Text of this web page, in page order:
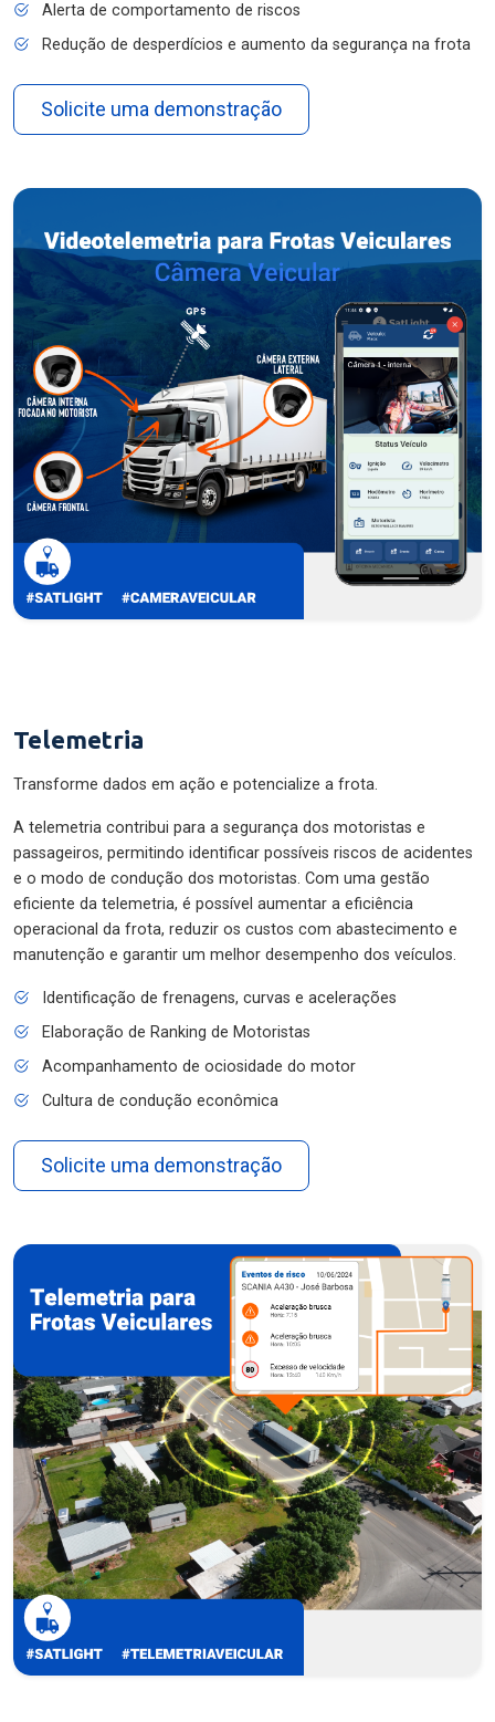
Alerta de comportamento de riscos
Redução de desperdícios e aumento da segurança na frota
Solicite uma demonstração
Telemetria
Transforme dados em ação e potencialize a frota.
A telemetria contribui para a segurança dos motoristas e
passageiros, permitindo identificar possíveis riscos de acidentes
e o modo de condução dos motoristas. Com uma gestão
eficiente da telemetria, é possível aumentar a eficiência
operacional da frota, reduzir os custos com abastecimento e
manutenção e garantir um melhor desempenho dos veículos.
Identificação de frenagens, curvas e acelerações
Elaboração de Ranking de Motoristas
Acompanhamento de ociosidade do motor
Cultura de condução econômica
Solicite uma demonstração